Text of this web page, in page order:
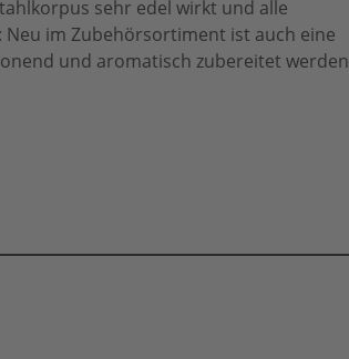
sehr edel wirkt und alle
im Zubehörsortiment ist auch eine
und aromatisch zubereitet werden